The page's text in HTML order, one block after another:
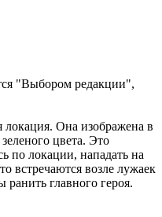
"Выбором редакции",
Она изображена в
цвета. Это
по локации, нападать на
встречаются возле лужаек
главного героя.